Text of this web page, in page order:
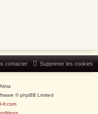
Supprimer les cookies
contacter
© phpBB Limited
fr.com